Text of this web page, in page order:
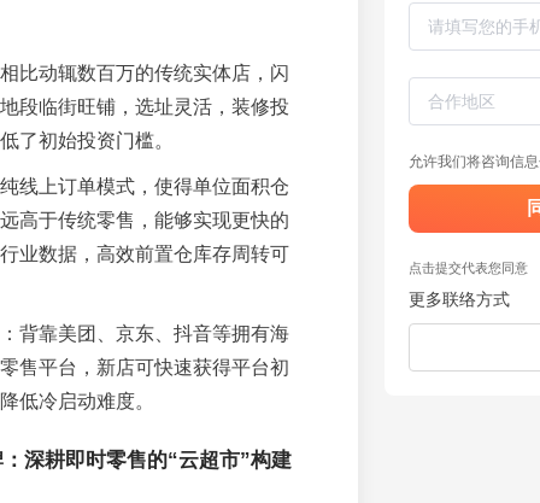
比动辄数百万的传统实体店，闪
段临街旺铺，选址灵活，装修投
了初始投资门槛。
线上订单模式，使得单位面积仓
高于传统零售，能够实现更快的
业数据，高效前置仓库存周转可
：背靠美团、京东、抖音等拥有海
售平台，新店可快速获得平台初
低冷启动难度。
深耕即时零售的“云超市”构建
允许我们将咨询信
点击提交代表您同意
更多联络方式